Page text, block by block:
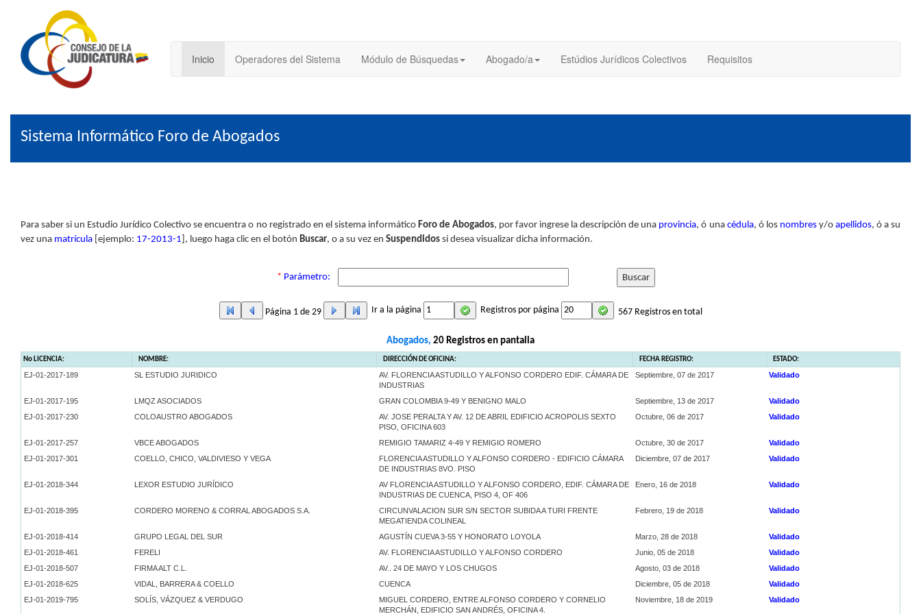
Inicio Operadores del Sistema Módulo de Búsquedas Abogado/a Estúdios Jurídicos Colectivos Requisitos
Sistema Informático Foro de Abogados
Para saber si un Estudio Jurídico Colectivo se encuentra o no registrado en el sistema informático Foro de Abogados, por favor ingrese la descripción de una provincia, ó una cédula, ó los nombresy/o apellidos, ó a su
vez una matrícula [ejemplo: 17-2013-1 ], luego haga clic en el botón Buscar, o a su vez en Suspendidos si desea visualizar dicha información.
* Parámetro:
Página 1 de 29 Ir a la página Registros por página 567 Registros en total
Abogados, 20 Registros en pantalla
No LICENCIA: NOMBRE: DIRECCIÓN DE OFICINA: FECHA REGISTRO: ESTADO:
EJ-01-2017-189 SL ESTUDIO JURIDICO
AV. FLORENCIA ASTUDILLO Y ALFONSO CORDERO EDIF. CÁMARA DE
INDUSTRIAS
Septiembre, 07 de 2017 Validado
EJ-01-2017-195 LMQZ ASOCIADOS GRAN COLOMBIA 9-49 Y BENIGNO MALO Septiembre, 13 de 2017
Validado
EJ-01-2017-230
COLOAUSTRO ABOGADOS
AV. JOSE PERALTA Y AV. 12 DE ABRIL EDIFICIO ACROPOLIS SEXTO
PISO, OFICINA 603
Octubre, 06 de 2017 Validado
EJ-01-2017-257 VBCE ABOGADOS REMIGIO TAMARIZ 4-49 Y REMIGIO ROMERO Octubre, 30 de 2017
Validado
EJ-01-2017-301
COELLO, CHICO, VALDIVIESO Y VEGA
FLORENCIA ASTUDILLO Y ALFONSO CORDERO - EDIFICIO CÁMARA
DE INDUSTRIAS 8VO. PISO
Diciembre, 07 de 2017 Validado
EJ-01-2018-344 LEXOR ESTUDIO JURÍDICO
AV FLORENCIA ASTUDILLO Y ALFONSO CORDERO, EDIF. CÁMARA DE
INDUSTRIAS DE CUENCA, PISO 4, OF 406
Enero, 16 de 2018 Validado
EJ-01-2018-395 CORDERO MORENO & CORRAL ABOGADOS S.A.
CIRCUNVALACION SUR S/N SECTOR SUBIDA A TURI FRENTE
MEGATIENDA COLINEAL
Febrero, 19 de 2018 Validado
EJ-01-2018-414 GRUPO LEGAL DEL SUR AGUSTÍN CUEVA 3-55 Y HONORATO LOYOLA Marzo, 28 de 2018
Validado
EJ-01-2018-461
FERELI AV. FLORENCIA ASTUDILLO Y ALFONSO CORDERO Junio, 05 de 2018
Validado
EJ-01-2018-507
FIRMA ALT C.L. AV.. 24 DE MAYO Y LOS CHUGOS Agosto, 03 de 2018
Validado
EJ-01-2018-625
VIDAL, BARRERA & COELLO CUENCA Diciembre, 05 de 2018
Validado
EJ-01-2019-795
SOLÍS, VÁZQUEZ & VERDUGO
MIGUEL CORDERO, ENTRE ALFONSO CORDERO Y CORNELIO
MERCHÁN, EDIFICIO SAN ANDRÉS, OFICINA 4.
Noviembre, 18 de 2019 Validado